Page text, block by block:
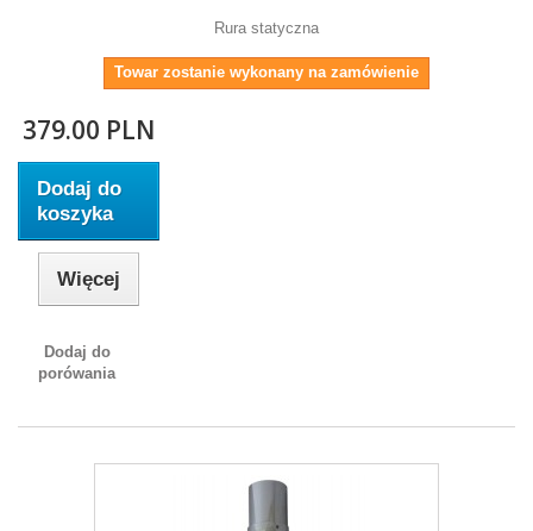
Rura statyczna
Towar zostanie wykonany na zamówienie
379.00 PLN
Dodaj do
koszyka
Więcej
Dodaj do
porówania